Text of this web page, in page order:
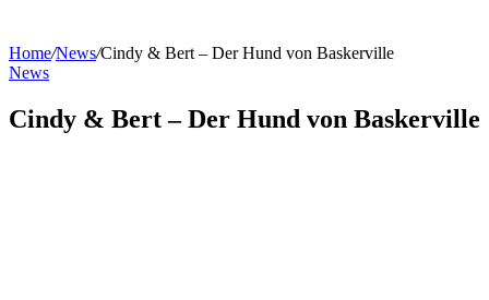
Home/News/Cindy & Bert – Der Hund von Baskerville
News
Cindy & Bert – Der Hund von Baskerville